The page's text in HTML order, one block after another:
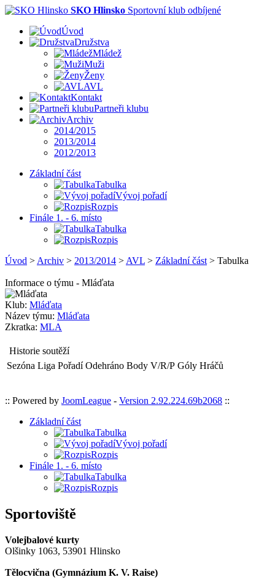
SKO Hlinsko Sportovní klub odbíjené
Úvod
Družstva
Mládež
Muži
Ženy
AVL
Kontakt
Partneři klubu
Archiv
2014/2015
2013/2014
2012/2013
Základní část
Tabulka
Vývoj pořadí
Rozpis
Finále 1. - 6. místo
Tabulka
Rozpis
Úvod > Archiv > 2013/2014 > AVL > Základní část > Tabulka
Informace o týmu - Mláďata
Klub: Mláďata
Název týmu: Mláďata
Zkratka: MLA
Historie soutěží
Sezóna Liga Pořadí Odehráno Body V/R/P Góly Hráčů
:: Powered by JoomLeague - Version 2.92.224.69b2068 ::
Základní část
Tabulka
Vývoj pořadí
Rozpis
Finále 1. - 6. místo
Tabulka
Rozpis
Sportoviště
Volejbalové kurty
Olšinky 1063, 53901 Hlinsko
Tělocvična (Gymnázium K. V. Raise)